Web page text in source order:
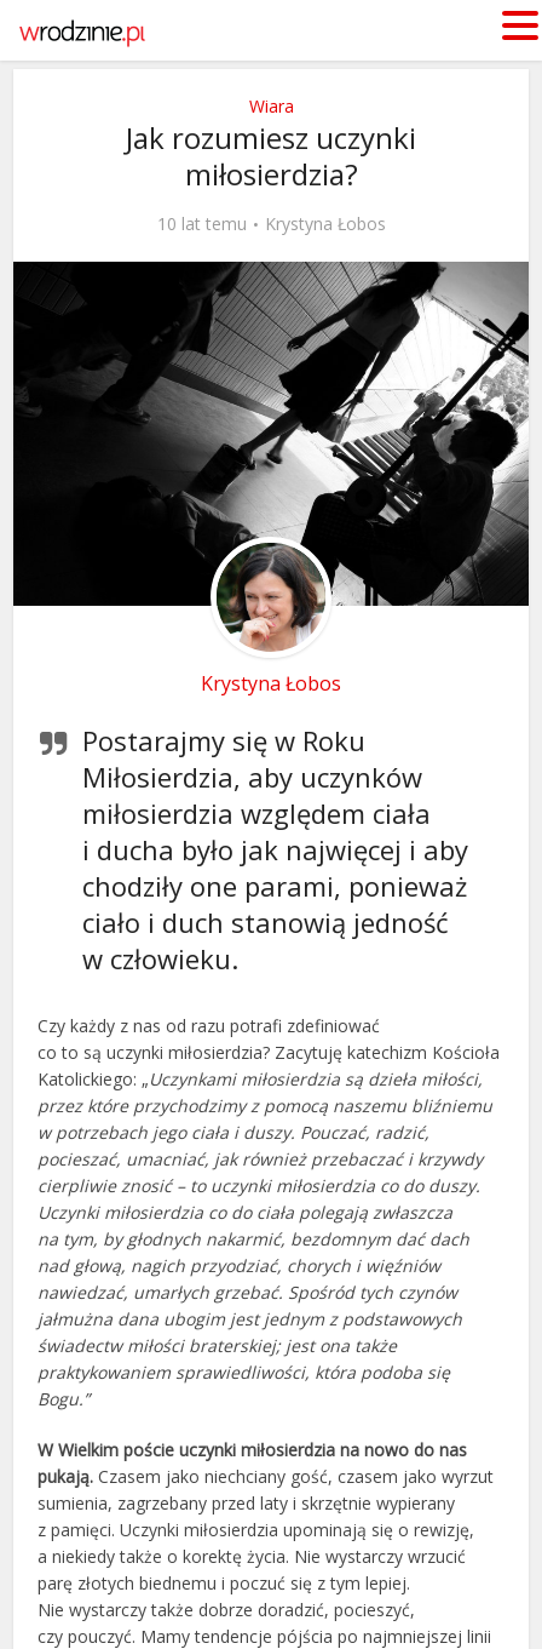
Wiara
Jak rozumiesz uczynki
miłosierdzia?
10 lat temu Krystyna Łobos
Krystyna Łobos
Postarajmy się w Roku
Miłosierdzia, aby uczynków
miłosierdzia względem ciała
i ducha było jak najwięcej i aby
chodziły one parami, ponieważ
ciało i duch stanowią jedność
w człowieku.
Czy każdy z nas od razu potrafi zdefiniować
co to są uczynki miłosierdzia? Zacytuję katechizm Kościoła
Katolickiego: „Uczynkami miłosierdzia są dzieła miłości,
przez które przychodzimy z pomocą naszemu bliźniemu
w potrzebach jego ciała i duszy. Pouczać, radzić,
pocieszać, umacniać, jak również przebaczać i krzywdy
cierpliwie znosić – to uczynki miłosierdzia co do duszy.
Uczynki miłosierdzia co do ciała polegają zwłaszcza
na tym, by głodnych nakarmić, bezdomnym dać dach
nad głową, nagich przyodziać, chorych i więźniów
nawiedzać, umarłych grzebać. Spośród tych czynów
jałmużna dana ubogim jest jednym z podstawowych
świadectw miłości braterskiej; jest ona także
praktykowaniem sprawiedliwości, która podoba się
Bogu.”
W Wielkim poście uczynki miłosierdzia na nowo do nas
pukają. Czasem jako niechciany gość, czasem jako wyrzut
sumienia, zagrzebany przed laty i skrzętnie wypierany
z pamięci. Uczynki miłosierdzia upominają się o rewizję,
a niekiedy także o korektę życia. Nie wystarczy wrzucić
parę złotych biednemu i poczuć się z tym lepiej.
Nie wystarczy także dobrze doradzić, pocieszyć,
czy pouczyć. Mamy tendencje pójścia po najmniejszej linii